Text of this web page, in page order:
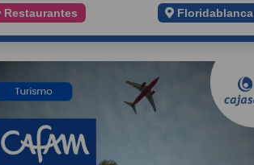
Restaurantes Floridablanca